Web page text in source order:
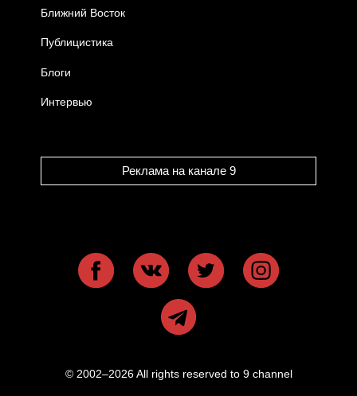
Ближний Восток
Публицистика
Блоги
Интервью
Реклама на канале 9
© 2002–2026 All rights reserved to 9 channel